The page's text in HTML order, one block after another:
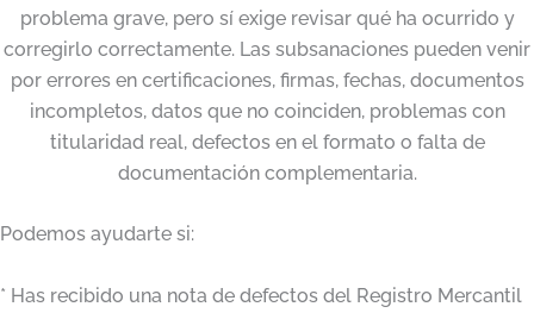
problema grave, pero sí exige revisar qué ha ocurrido y
corregirlo correctamente. Las subsanaciones pueden venir
por errores en certificaciones, firmas, fechas, documentos
incompletos, datos que no coinciden, problemas con
titularidad real, defectos en el formato o falta de
documentación complementaria.
Podemos ayudarte si:
* Has recibido una nota de defectos del Registro Mercantil